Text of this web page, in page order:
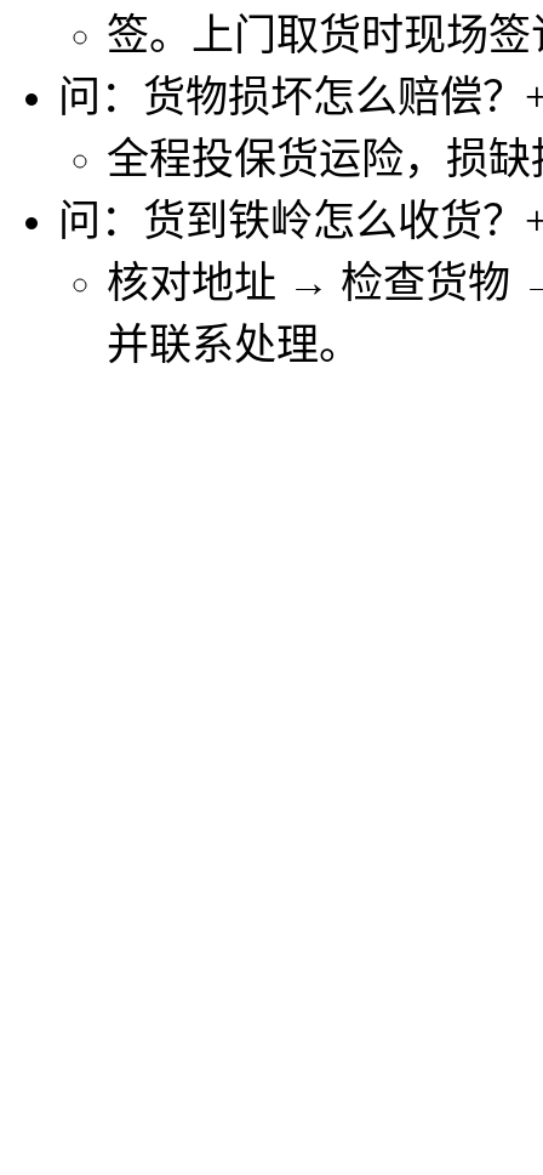
签。上门取货时现场
问：货物损坏怎么赔偿？
全程投保货运险，损
问：货到铁岭怎么收货？
核对地址 → 检查货物
并联系处理。